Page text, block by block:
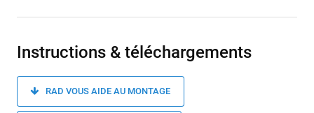
Instructions & téléchargements
RAD VOUS AIDE AU MONTAGE